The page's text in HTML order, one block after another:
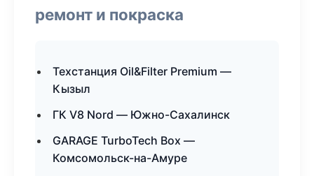
ремонт и покраска
Техстанция Oil&Filter Premium —
Кызыл
ГК V8 Nord — Южно-Сахалинск
GARAGE TurboTech Box —
Комсомольск-на-Амуре